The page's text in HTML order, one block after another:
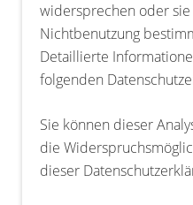
widersprechen oder
Nichtbenutzung
Detaillierte
folgenden
Sie können dieser
die
dieser